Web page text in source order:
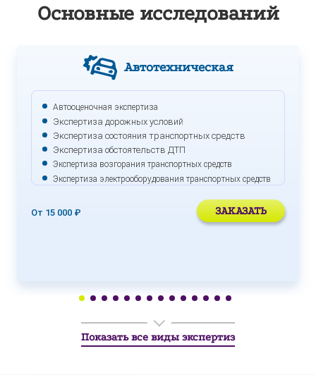
Основные исследований
Автотехническая
Автооценочная экспертиза
Экспертиза дорожных условий
Экспертиза состояния транспортных средств
Экспертиза обстоятельств ДТП
Экспертиза возгорания транспортных средств
Экспертиза электрооборудования транспортных средств
От 15 000 ₽ ЗАКАЗАТЬ
Показать все виды экспертиз